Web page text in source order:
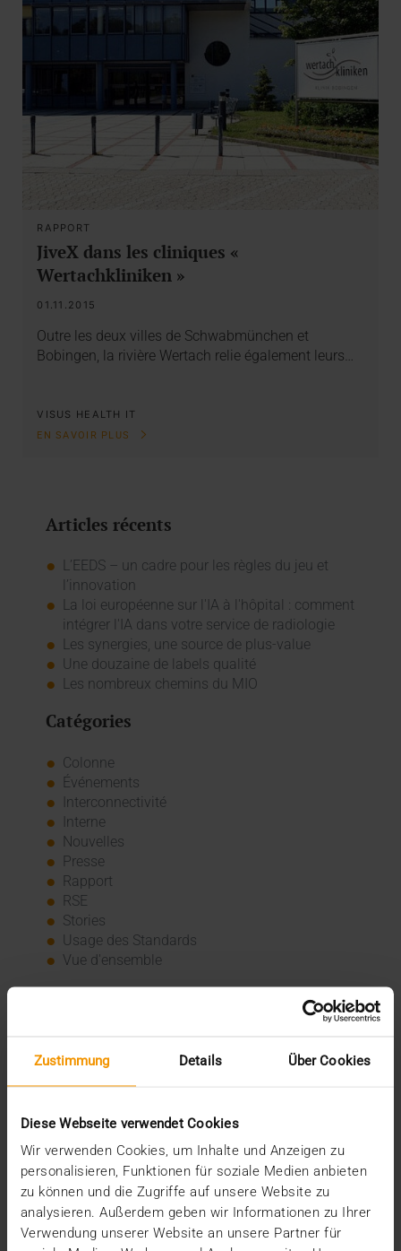
Zustimmung Details Über Cookies
Diese Webseite verwendet Cookies
Wir verwenden Cookies, um Inhalte und Anzeigen zu
personalisieren, Funktionen für soziale Medien anbieten
zu können und die Zugriffe auf unsere Website zu
analysieren. Außerdem geben wir Informationen zu Ihrer
Verwendung unserer Website an unsere Partner für
RAPPORT
JiveX dans les cliniques «
Wertachkliniken »
01.11.2015
Outre les deux villes de Schwabmünchen et
Bobingen, la rivière Wertach relie également leurs…
VISUS HEALTH IT
EN SAVOIR PLUS
Articles récents
L’EEDS – un cadre pour les règles du jeu et
l’innovation
La loi européenne sur l'IA à l'hôpital : comment
intégrer l'IA dans votre service de radiologie
Les synergies, une source de plus-value
Une douzaine de labels qualité
Les nombreux chemins du MIO
Catégories
Colonne
Événements
Interconnectivité
Interne
Nouvelles
Presse
Rapport
RSE
Stories
Usage des Standards
Vue d'ensemble
juillet (3)
juin (4)
janvier (3)
décembre (3)
novembre (2)
septembre (2)
août (2)
juillet (2)